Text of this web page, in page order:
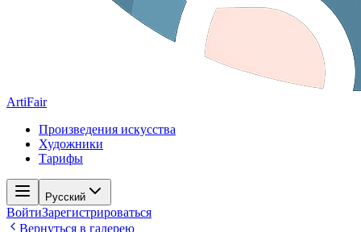
ArtiFair
Произведения искусства
Художники
Тарифы
Русский
ВойтиЗарегистрироваться
Вернуться в галерею